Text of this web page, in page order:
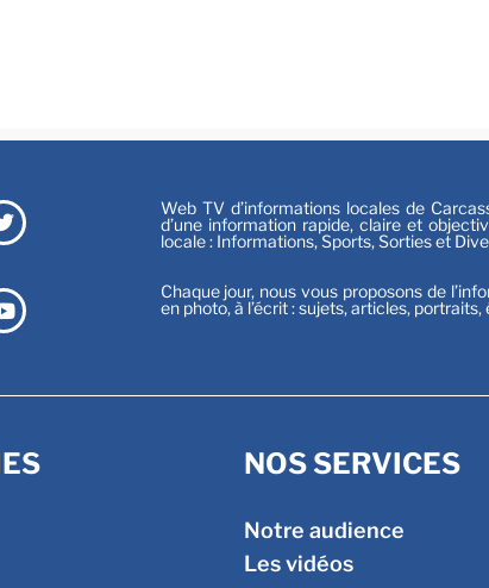
Web TV d’informations locales de
d’une information rapide, claire et
locale : Informations, Sports, Sorties et
Chaque jour, nous vous proposons de
en photo, à l’écrit : sujets, articles,
NOS SERVICES
Notre audience
Les vidéos